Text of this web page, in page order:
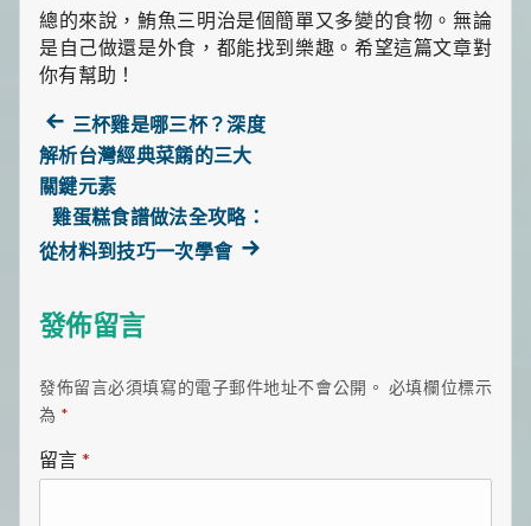
總的來說，鮪魚三明治是個簡單又多變的食物。無論
是自己做還是外食，都能找到樂趣。希望這篇文章對
你有幫助！
文
章
覽
Previous
post:
三杯雞是哪三杯？深度
解析台灣經典菜餚的三大
關鍵元素
雞蛋糕食譜做法全攻略：
從材料到技巧一次學會Next
發佈留言
發佈留言必須填寫的電子郵件地址不會公開。 必填欄位標示
為 *
留言 *